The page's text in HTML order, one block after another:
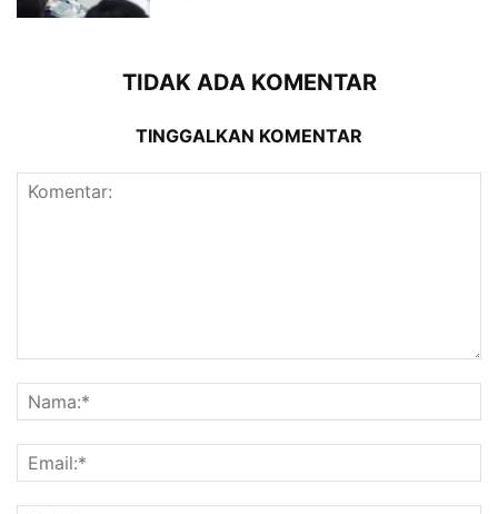
TIDAK ADA KOMENTAR
TINGGALKAN KOMENTAR